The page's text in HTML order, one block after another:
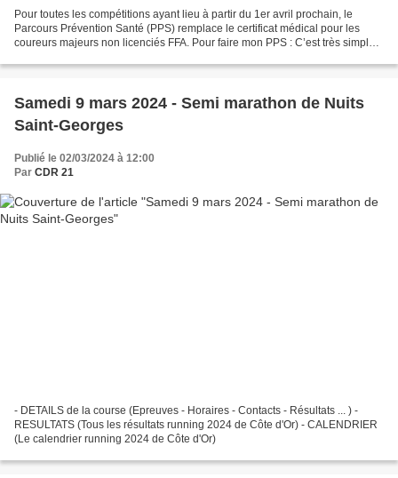
Pour toutes les compétitions ayant lieu à partir du 1er avril prochain, le
Parcours Prévention Santé (PPS) remplace le certificat médical pour les
coureurs majeurs non licenciés FFA. Pour faire mon PPS : C’est très simple
Samedi 9 mars 2024 - Semi marathon de Nuits
Saint-Georges
Publié le 02/03/2024 à 12:00
Par CDR 21
- DETAILS de la course (Epreuves - Horaires - Contacts - Résultats ... ) -
RESULTATS (Tous les résultats running 2024 de Côte d'Or) - CALENDRIER
(Le calendrier running 2024 de Côte d'Or)